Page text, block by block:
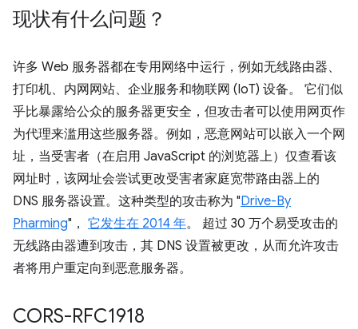
现状有什么问题？
许多 Web 服务器都在专用网络中运行，例如无线路由器、
打印机、内网网站、企业服务和物联网 (IoT) 设备。 它们似
乎比暴露给公众的服务器更安全，但攻击者可以使用网页作
为代理来滥用这些服务器。例如，恶意网站可以嵌入一个网
址，当受害者（在启用 JavaScript 的浏览器上）仅查看该
网址时，该网址会尝试更改受害者家庭宽带路由器上的
DNS 服务器设置。这种类型的攻击称为 "Drive-By
Pharming"， 它发生在 2014 年。 超过 30 万个易受攻击的
无线路由器遭到攻击，其 DNS 设置被更改，从而允许攻击
者将用户重定向到恶意服务器。
CORS-RFC1918